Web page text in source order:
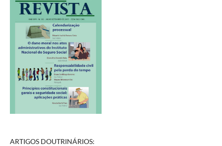
ARTIGOS DOUTRINÁRIOS: